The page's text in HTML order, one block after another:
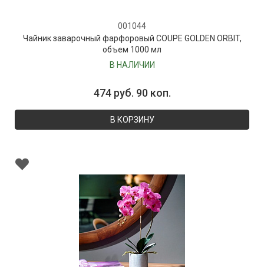
001044
Чайник заварочный фарфоровый COUPE GOLDEN ORBIT,
объем 1000 мл
В НАЛИЧИИ
474 руб. 90 коп.
В КОРЗИНУ